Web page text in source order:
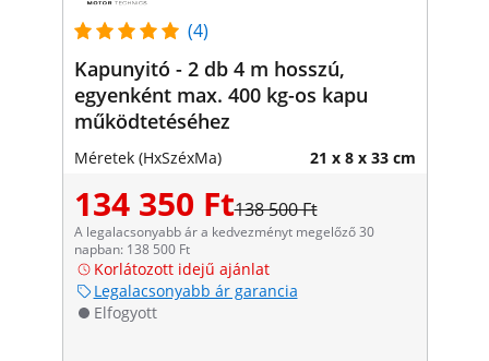
(4)
Kapunyitó - 2 db 4 m hosszú,
egyenként max. 400 kg-os kapu
működtetéséhez
Méretek (HxSzéxMa) 21 x 8 x 33 cm
134 350 Ft138 500 Ft
A legalacsonyabb ár a kedvezményt megelőző 30
napban: 138 500 Ft
Korlátozott idejű ajánlat
Legalacsonyabb ár garancia
Elfogyott